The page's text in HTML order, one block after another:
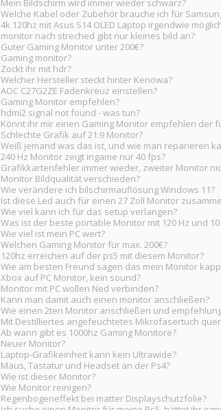
Mein Bildschirm wird immer wieder schwarz?
Welche Kabel oder Zubehör brauche ich für
4k 120hz mit Asus S14 OLED Laptop irgendwie
monitor nach streched gibt nur kleines bild an?
Guter Gaming Monitor unter 200€?
Gaming monitor?
Zockt ihr mit hdr?
Welcher Hersteller steckt hinter Kenowa?
AOC C27G2ZE Fadenkreuz einstellen?
Gaming Monitor empfehlen?
hdmi2 signal not found - was tun?
Könnt ihr mir einen Gaming Monitor empfehlen der
Schlechte Grafik auf 21:9 Monitor?
Weiß jemand was das ist, und wie man reparieren
240 Hz Monitor zeigt ingame nur 40 fps?
Grafikkartenfehler immer wieder, zweiter Monitor
Monitor Bildqualität verschieden?
Wie verändere ich bilschirmauflösung Windows 11?
Ist diese Led auch für einen 27 Zoll Monitor
Wie viel kann ich für das setup verlangen?
Was ist der beste portable Monitor mit 120 Hz und
Wie viel ist mein PC wert?
Welchen Gaming Monitor für max. 200€?
120hz erreichen auf der ps5 mit diesem Monitor?
Wie am besten Freund sagen das mein Monitor
Xbox auf PC Monitor, kein sound?
Monitor mit PC wollen Ned verbinden?
Kann man damit auch einen monitor anschließen?
Wie einen 2ten Monitor anschließen und
Mit Destilliertes angefeuchtetes Mikrofasertuch
Ab wann gibt es 1000hz Gaming Monitore?
Neuer Monitor?
Laptop-Grafikeinheit kann kein Ultrawide?
Maus, Tastatur und Headset an der Ps4?
Wie ist dieser Monitor?
Wie Monitor reinigen?
Regenbogeneffekt bei matter Displayschutzfolie?